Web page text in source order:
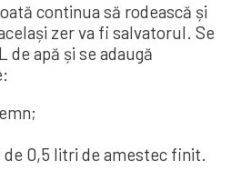
continua să rodească și
zer va fi salvatorul. Se
de apă și se adaugă
de 0,5 litri de amestec finit.